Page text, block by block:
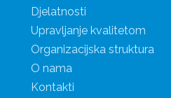
Djelatnosti
Upravljanje kvalitetom
Organizacijska struktura
O nama
Kontakti